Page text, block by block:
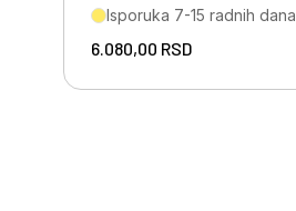
Isporuka 7-15 radnih dana
6.080,00 RSD